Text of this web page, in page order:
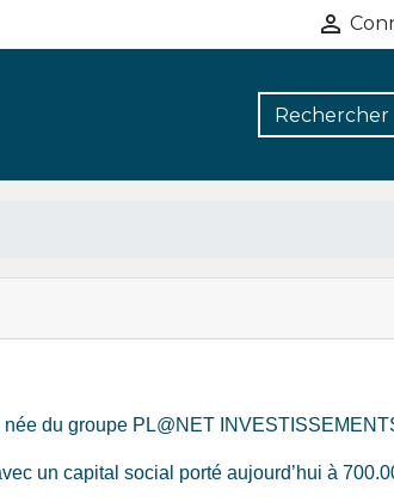

du groupe PL@NET
un capital social porté aujourd’hui à